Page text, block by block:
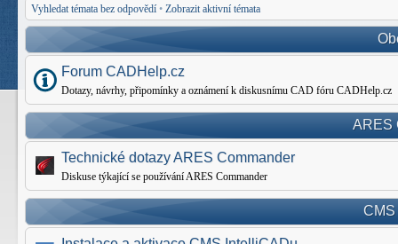
Vyhledat témata bez odpovědí • Zobrazit aktivní témata
Forum CADHelp.cz
Dotazy, návrhy, připomínky a oznámení k diskusnímu CAD fóru CADHelp.cz
ARES
Technické dotazy ARES Commander
Diskuse týkající se používání ARES Commander